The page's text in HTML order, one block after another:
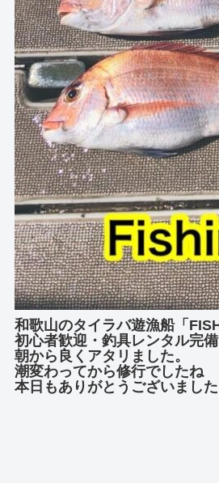
和歌山のタイラバ遊漁船「
初心者歓迎・釣具レンタル完
朝から良くアタリました。
潮変わってから修行でしたね
本日もありがとうございました